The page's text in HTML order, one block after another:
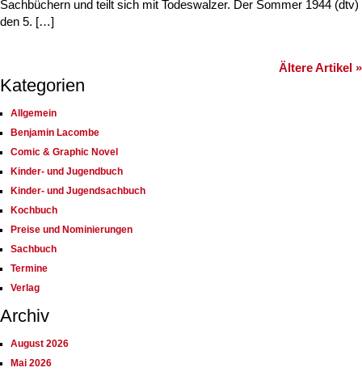
Sachbüchern und teilt sich mit Todeswalzer. Der Sommer 1944 (dtv)
den 5. […]
Ältere Artikel »
Kategorien
Allgemein
Benjamin Lacombe
Comic & Graphic Novel
Kinder- und Jugendbuch
Kinder- und Jugendsachbuch
Kochbuch
Preise und Nominierungen
Sachbuch
Termine
Verlag
Archiv
August 2026
Mai 2026